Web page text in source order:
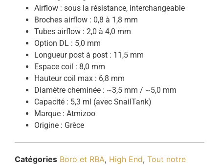
Airflow : sous la résistance, interchangeable
Broches airflow : 0,8 à 1,8 mm
Tubes airflow : 2,0 à 4,0 mm
Option DL : 5,0 mm
Longueur post à post : 11,5 mm
Espace coil : 8,0 mm
Hauteur coil max : 6,8 mm
Diamètre cheminée : ~3,5 mm / ~5,0 mm
Capacité : 5,3 ml (avec SnailTank)
Marque : Atmizoo
Origine : Grèce
Catégories Boro et RBA, High End, Tout notre